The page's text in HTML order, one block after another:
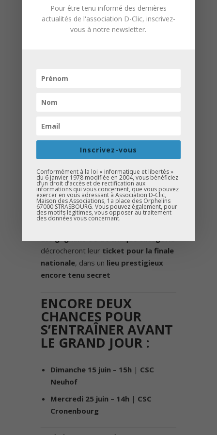
Samedi 5 juillet
Ouvert à toutes et tous
et Adulte
les groupes de plus de 10 personnes)
️Stylos et feuilles fournis
De nombreux lots à gagner
Animation surprise by Anim & Moi
pour petits et grands
LE BONUS DE LA
FINALE:
décrocheront leur ticket pour la finale
nationale, dans un lieu prestigieux
encore tenu secret
ENCORE DEUX
CHANCES POUR
S’ENTRAÎNER AVANT
LE GRAND JOUR :
Dimanche 15 juin – 15h | CSC
Neuhof
Mercredi 25 juin – 14h | CSC
Cronenbourg
Pour être tenu informé des dernières
actualités de l'association D-Clic, inscrivez-
vous à notre newsletter.
Inscrivez-vous
Conformément à la loi « informatique et libertés »
du 6 janvier 1978 modifiée en 2004, vous bénéficiez
d’un droit d’accès et de rectification aux
informations qui vous concernent, que vous pouvez
exercer en vous adressant à Association D-Clic,
Maison des Associations, 1a place des Orphelins
67000 STRASBOURG. Vous pouvez également, pour
des motifs légitimes, vous opposer au traitement
des données vous concernant.